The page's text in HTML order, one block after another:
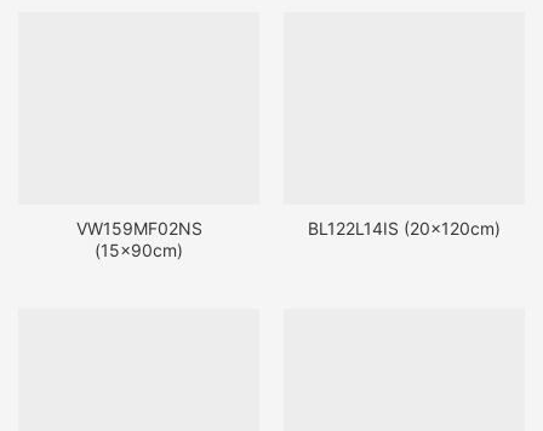
VW159MF02NS
(15x90cm)
BL122L14IS (20x120cm)